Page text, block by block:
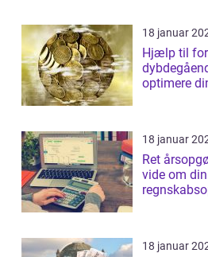
18 januar
Hjælp til
optimere
18 januar
Ret årsopgørelse Alt
vide om
18 januar